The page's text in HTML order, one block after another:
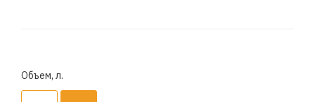
Объем, л.